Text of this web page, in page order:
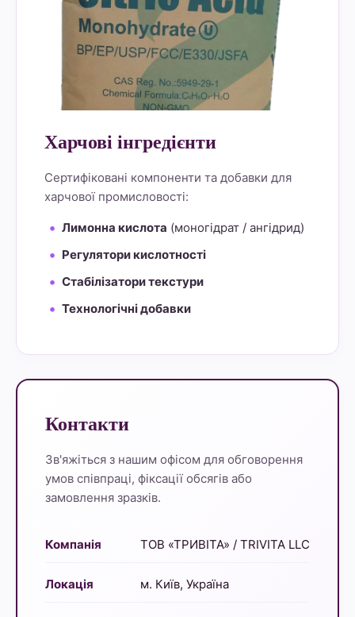
Харчові інгредієнти
Сертифіковані компоненти та добавки для
харчової промисловості:
Лимонна кислота (моногідрат / ангідрид)
Регулятори кислотності
Стабілізатори текстури
Технологічні добавки
Контакти
Зв'яжіться з нашим офісом для обговорення
умов співпраці, фіксації обсягів або
замовлення зразків.
Компанія ТОВ «ТРИВІТА» / TRIVITA LLC
Локація м. Київ, Україна